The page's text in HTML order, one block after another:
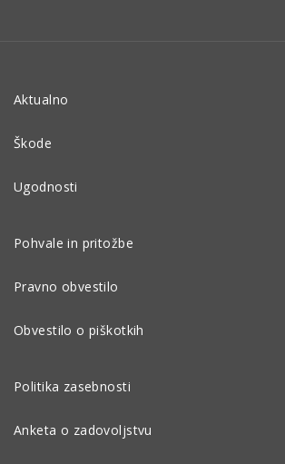
Aktualno
Škode
Ugodnosti
Pohvale in pritožbe
Pravno obvestilo
Obvestilo o piškotkih
Politika zasebnosti
Anketa o zadovoljstvu